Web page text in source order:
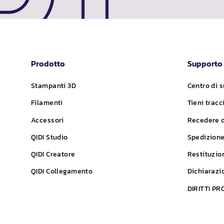
Prodotto
Stampanti 3D
Filamenti
Accessori
QIDIStudio
QIDICreatore
QIDICollegamento
Supporto
Centro di
Tieni
Recedere
DIRITTI